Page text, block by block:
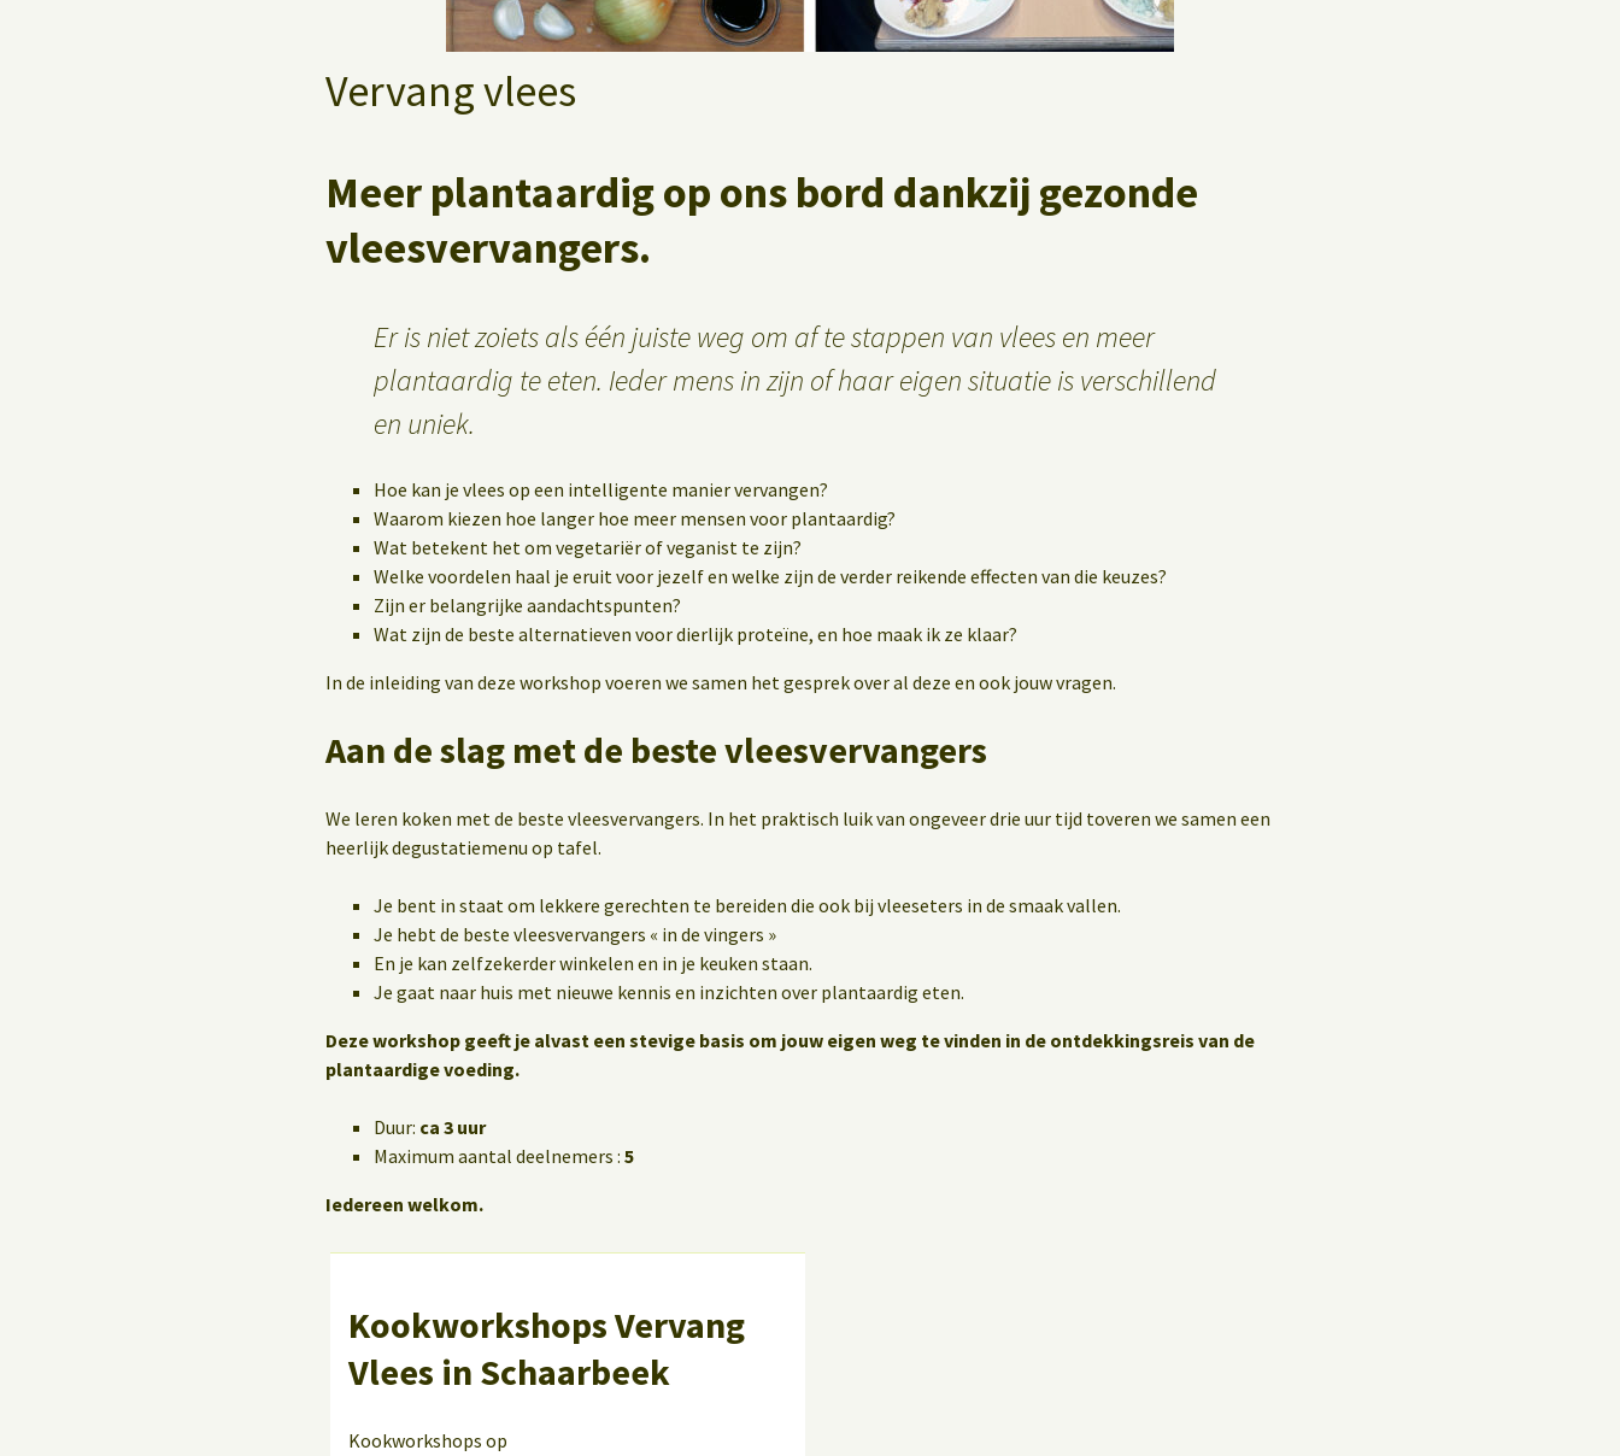
Vervang vlees
Meer plantaardig op ons bord dankzij gezonde
vleesvervangers.
Er is niet zoiets als één juiste weg om af te stappen van vlees en meer
plantaardig te eten. Ieder mens in zijn of haar eigen situatie is verschillend
en uniek.
Hoe kan je vlees op een intelligente manier vervangen?
Waarom kiezen hoe langer hoe meer mensen voor plantaardig?
Wat betekent het om vegetariër of veganist te zijn?
Welke voordelen haal je eruit voor jezelf en welke zijn de verder reikende effecten van die keuzes?
Zijn er belangrijke aandachtspunten?
Wat zijn de beste alternatieven voor dierlijk proteïne, en hoe maak ik ze klaar?
In de inleiding van deze workshop voeren we samen het gesprek over al deze en ook jouw vragen.
Aan de slag met de beste vleesvervangers
We leren koken met de beste vleesvervangers. In het praktisch luik van ongeveer drie uur tijd toveren we samen een
heerlijk degustatiemenu op tafel.
Je bent in staat om lekkere gerechten te bereiden die ook bij vleeseters in de smaak vallen.
Je hebt de beste vleesvervangers « in de vingers »
En je kan zelfzekerder winkelen en in je keuken staan.
Je gaat naar huis met nieuwe kennis en inzichten over plantaardig eten.
Deze workshop geeft je alvast een stevige basis om jouw eigen weg te vinden in de ontdekkingsreis van de
plantaardige voeding.
Duur: ca 3 uur
Maximum aantal deelnemers : 5
Iedereen welkom.
Kookworkshops Vervang
Vlees in Schaarbeek
Kookworkshops op